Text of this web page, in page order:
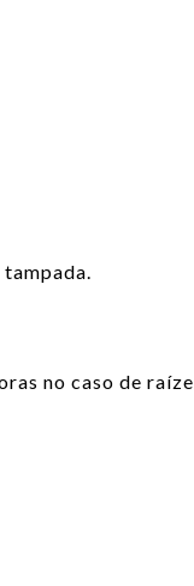
no caso de